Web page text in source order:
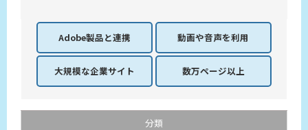
Adobe製品と連携 動画や音声を利用
大規模な企業サイト 数万ページ以上
分類